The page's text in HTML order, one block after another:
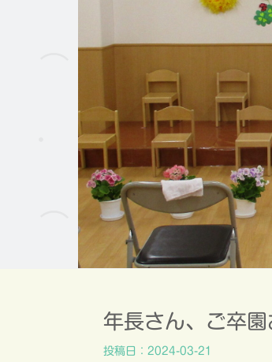
年長さん、ご卒園
投稿日：2024-03-21